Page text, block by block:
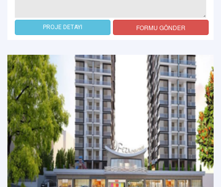
PROJE DETAYI FORMU GÖNDER